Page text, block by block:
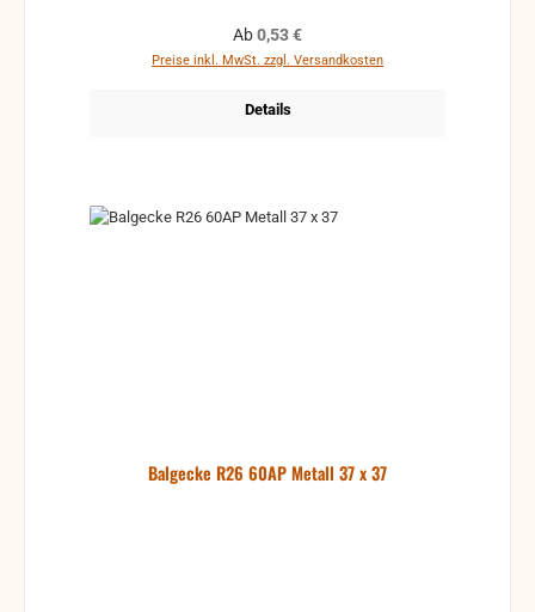
Regulärer Preis:
Ab0,53 €
Preise inkl. MwSt. zzgl. Versandkosten
Details
Balgecke R26 60AP Metall 37 x 37